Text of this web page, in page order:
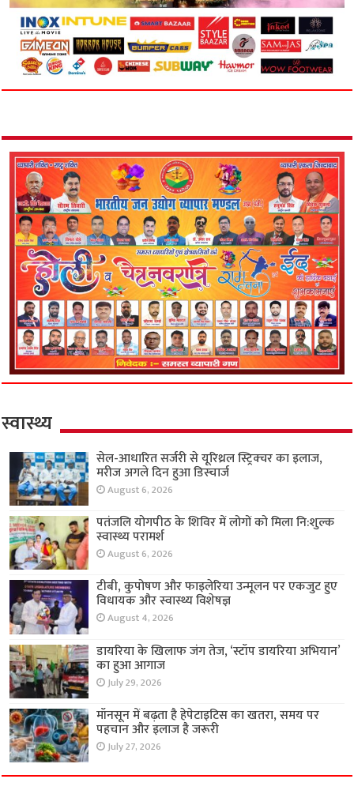
स्वास्थ्य
सेल-आधारित सर्जरी से यूरिथ्रल स्ट्रिक्चर का इलाज,
मरीज अगले दिन हुआ डिस्चार्ज
August 6, 2026
पतंजलि योगपीठ के शिविर में लोगों को मिला नि:शुल्क
स्वास्थ्य परामर्श
August 6, 2026
टीबी, कुपोषण और फाइलेरिया उन्मूलन पर एकजुट हुए
विधायक और स्वास्थ्य विशेषज्ञ
August 4, 2026
डायरिया के खिलाफ जंग तेज, ‘स्टॉप डायरिया अभियान’
का हुआ आगाज
July 29, 2026
मॉनसून में बढ़ता है हेपेटाइटिस का खतरा, समय पर
पहचान और इलाज है जरूरी
July 27, 2026